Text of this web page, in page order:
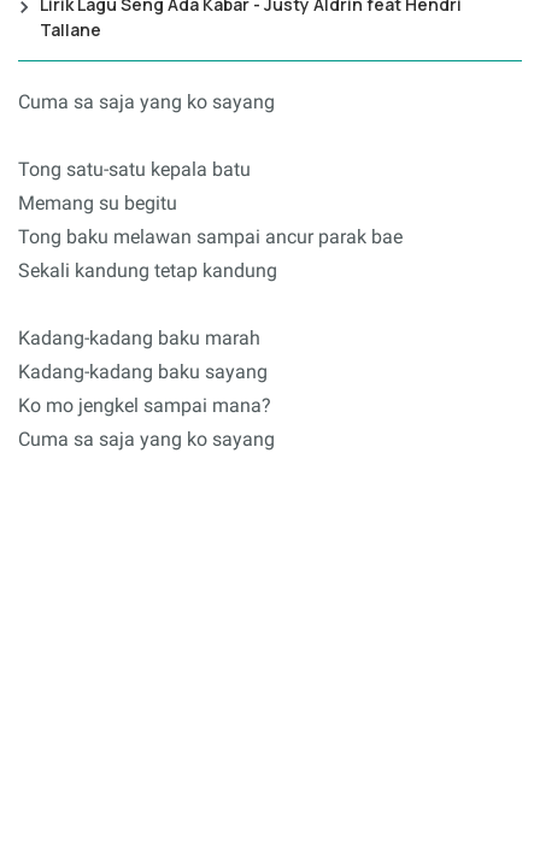
Tallane
Cuma sa saja yang ko sayang
Tong satu-satu kepala batu
Memang su begitu
Tong baku melawan sampai ancur parak bae
Sekali kandung tetap kandung
Kadang-kadang baku marah
Kadang-kadang baku sayang
Ko mo jengkel sampai mana?
Cuma sa saja yang ko sayang